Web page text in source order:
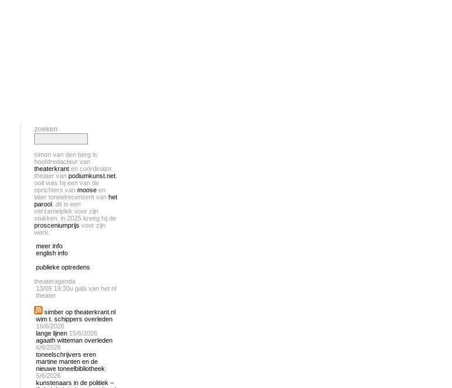
zoeken
simon van den berg is
hoofdredacteur van
theaterkrant en coördinator
theater van podiumkunst.net
ooit was hij een van de
oprichters van moose en
later toneelrecensent van het
parool . dit is een
verzamelplek voor zijn
stukken. in 2025 kreeg hij de
prosceniumprijs voor zijn
werk.
meer info
english info
publieke optredens
theateragenda
13/09 19:30u gala van het nl
theater
simber op theaterkrant.nl
wim t. schippers overleden
16/6/2026
lange lijnen 15/6/2026
agaath witteman overleden
6/6/2026
toneelschrijvers eren
martine manten en de
nieuwe toneelbibliotheek
5/6/2026
kunstenaars in de politiek –